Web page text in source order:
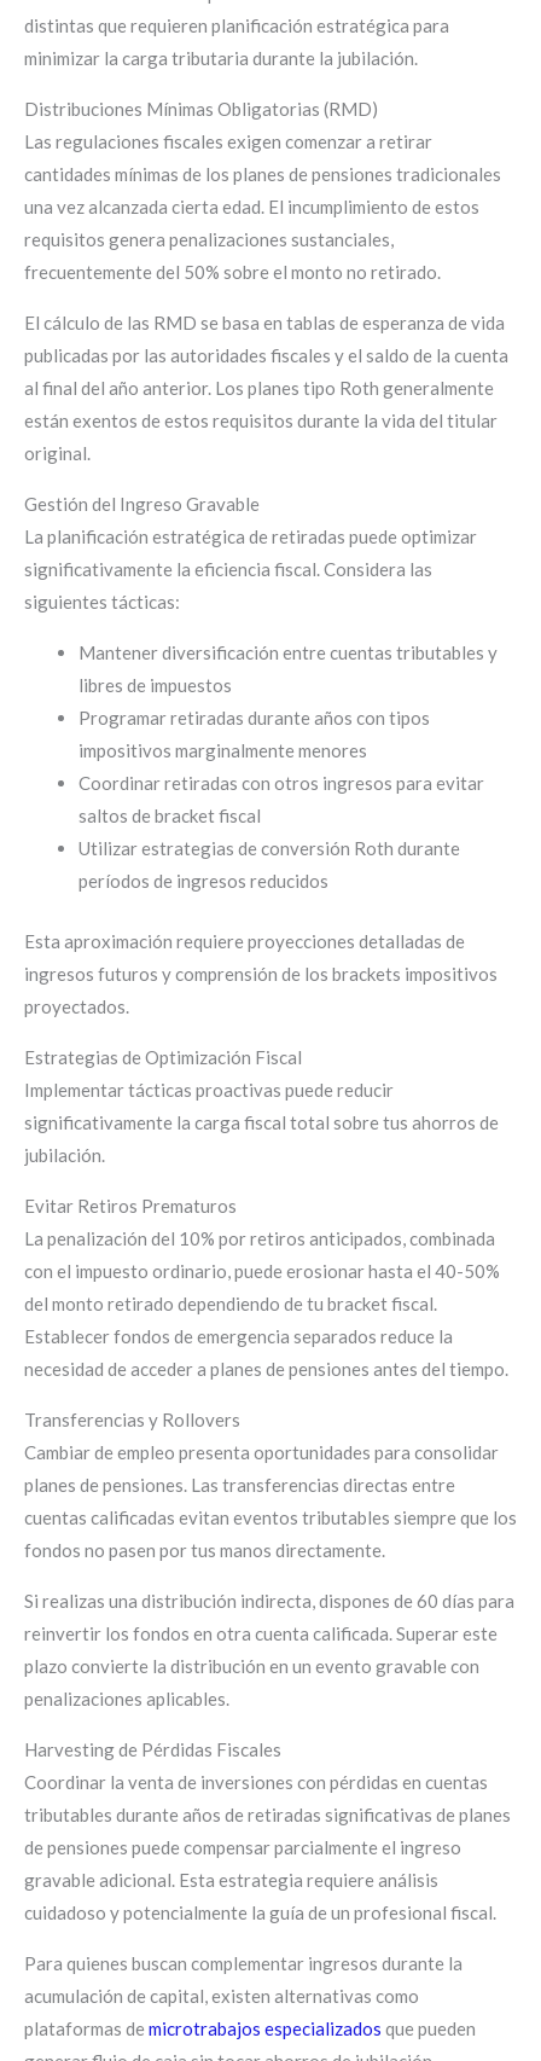
distintas que requieren planificación estratégica para
minimizar la carga tributaria durante la jubilación.
Distribuciones Mínimas Obligatorias (RMD)
Las regulaciones fiscales exigen comenzar a retirar
cantidades mínimas de los planes de pensiones tradicionales
una vez alcanzada cierta edad. El incumplimiento de estos
requisitos genera penalizaciones sustanciales,
frecuentemente del 50% sobre el monto no retirado.
El cálculo de las RMD se basa en tablas de esperanza de vida
publicadas por las autoridades fiscales y el saldo de la cuenta
al final del año anterior. Los planes tipo Roth generalmente
están exentos de estos requisitos durante la vida del titular
original.
Gestión del Ingreso Gravable
La planificación estratégica de retiradas puede optimizar
significativamente la eficiencia fiscal. Considera las
siguientes tácticas:
Mantener diversificación entre cuentas tributables y
libres de impuestos
Programar retiradas durante años con tipos
impositivos marginalmente menores
Coordinar retiradas con otros ingresos para evitar
saltos de bracket fiscal
Utilizar estrategias de conversión Roth durante
períodos de ingresos reducidos
Esta aproximación requiere proyecciones detalladas de
ingresos futuros y comprensión de los brackets impositivos
proyectados.
Estrategias de Optimización Fiscal
Implementar tácticas proactivas puede reducir
significativamente la carga fiscal total sobre tus ahorros de
jubilación.
Evitar Retiros Prematuros
La penalización del 10% por retiros anticipados, combinada
con el impuesto ordinario, puede erosionar hasta el 40-50%
del monto retirado dependiendo de tu bracket fiscal.
Establecer fondos de emergencia separados reduce la
necesidad de acceder a planes de pensiones antes del tiempo.
Transferencias y Rollovers
Cambiar de empleo presenta oportunidades para consolidar
planes de pensiones. Las transferencias directas entre
cuentas calificadas evitan eventos tributables siempre que los
fondos no pasen por tus manos directamente.
Si realizas una distribución indirecta, dispones de 60 días para
reinvertir los fondos en otra cuenta calificada. Superar este
plazo convierte la distribución en un evento gravable con
penalizaciones aplicables.
Harvesting de Pérdidas Fiscales
Coordinar la venta de inversiones con pérdidas en cuentas
tributables durante años de retiradas significativas de planes
de pensiones puede compensar parcialmente el ingreso
gravable adicional. Esta estrategia requiere análisis
cuidadoso y potencialmente la guía de un profesional fiscal.
Para quienes buscan complementar ingresos durante la
acumulación de capital, existen alternativas como
plataformas de microtrabajos especializados que pueden